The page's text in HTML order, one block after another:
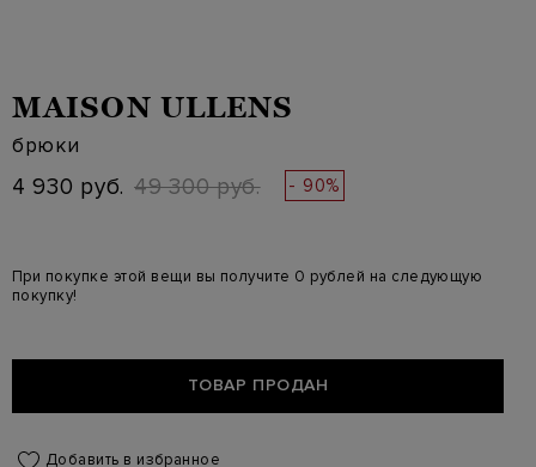
MAISON ULLENS
брюки
4 930 руб. 49 300 руб. - 90%
При покупке этой вещи вы получите 0 рублей на следующую
покупку!
ТОВАР ПРОДАН
Добавить в избранное